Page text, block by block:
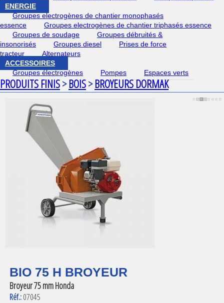
ENERGIE
Groupes electrogènes de chantier monophasés
essence
Groupes electrogènes de chantier triphasés essence
Groupes de soudage
Groupes débruités &
insonorisés
Groupes diesel
Prises de force
tracteur
Alternateurs
ACCESSOIRES
Groupes électrogènes
Pompes Espaces verts
PRODUITS FINIS>BOIS>BROYEURS DORMAK
BIO 75 H BROYEUR
Broyeur 75 mm Honda
Réf.:07045